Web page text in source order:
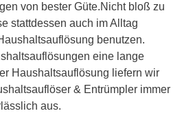
von bester Güte.Nicht bloß zu
stattdessen auch im Alltag
benutzen.
eine lange
Haushaltsauflösung liefern wir
& Entrümpler immer
aus.